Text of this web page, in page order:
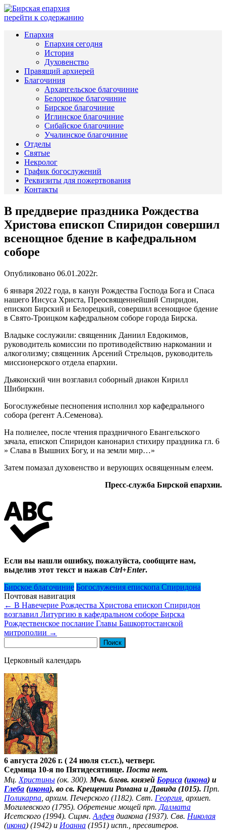
перейти к содержанию
Епархия
Епархия сегодня
История
Духовенство
Правящий архиерей
Благочиния
Архангельское благочиние
Белорецкое благочиние
Бирское благочиние
Иглинское благочиние
Сибайское благочиние
Учалинское благочиние
Отделы
Святые
Некролог
График богослужений
Реквизиты для пожертвования
Контакты
В преддверие праздника Рождества
Христова епископ Спиридон совершил
всенощное бдение в кафедральном
соборе
Опубликовано 06.01.2022г.
6 января 2022 года, в канун Рождества Господа Бога и Спаса
нашего Иисуса Христа, Преосвященнейший Спиридон,
епископ Бирский и Белорецкий, совершил всенощное бдение
в Свято-Троицком кафедральном соборе города Бирска.
Владыке сослужили: священник Даниил Евдокимов,
руководитель комиссии по противодействию наркомании и
алкоголизму; священник Арсений Стрельцов, руководитель
миссионерского отдела епархии.
Дьяконский чин возглавил соборный диакон Кирилл
Шибиркин.
Богослужебные песнопения исполнил хор кафедрального
собора (регент А.Семенова).
На полиелее, после чтения праздничного Евангельского
зачала, епископ Спиридон канонарил стихиру праздника гл. 6
» Слава в Вышних Богу, и на земли мир…»
Затем помазал духовенство и верующих освященным елеем.
Пресс-служба Бирской епархии.
Если вы нашли ошибку, пожалуйста, сообщите нам,
выделив этот текст и нажав Ctrl+Enter.
Бирское благочиние Богослужения епископа Спиридона
Почтовая навигация
← В Навечерие Рождества Христова епископ Спиридон
возглавил Литургию в кафедральном соборе Бирска
Рождественское послание Главы Башкортостанской
митрополии →
Церковный календарь
6 августа 2026 г. ( 24 июля ст.ст.), четверг.
Седмица 10-я по Пятидесятнице. Поста нет.
Мц. Христины (ок. 300). Мчч. блгвв. князей Бориса (икона) и
Глеба (икона), во св. Крещении Романа и Давида (1015). Прп.
Поликарпа , архим. Печерского (1182). Свт. Георгия , архиеп.
Могилевского (1795). Обретение мощей прп. Далмата
Исетского (1994). Сщмч. Алфея диакона (1937). Свв. Николая
(икона) (1942) и Иоанна (1951) испп., пресвитеров.